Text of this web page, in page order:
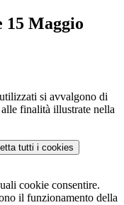
Maggio
si avvalgono di
finalità illustrate nella
tutti i cookies
cookie consentire.
il funzionamento della